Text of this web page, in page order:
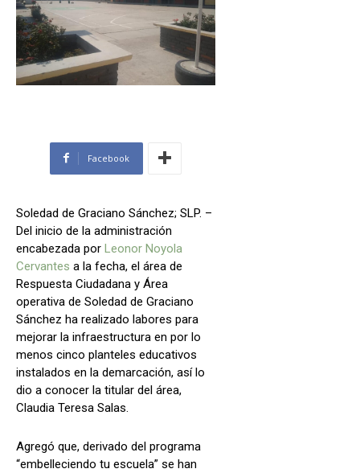
Facebook
Soledad de Graciano Sánchez; SLP. –
Del inicio de la administración
encabezada por Leonor Noyola
Cervantes a la fecha, el área de
Respuesta Ciudadana y Área
operativa de Soledad de Graciano
Sánchez ha realizado labores para
mejorar la infraestructura en por lo
menos cinco planteles educativos
instalados en la demarcación, así lo
dio a conocer la titular del área,
Claudia Teresa Salas.
Agregó que, derivado del programa
“embelleciendo tu escuela” se han